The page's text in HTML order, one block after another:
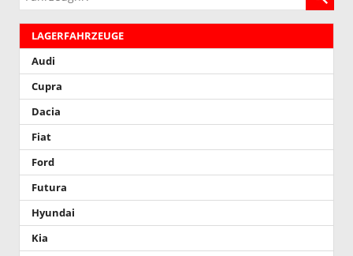
LAGERFAHRZEUGE
Audi
Cupra
Dacia
Fiat
Ford
Futura
Hyundai
Kia